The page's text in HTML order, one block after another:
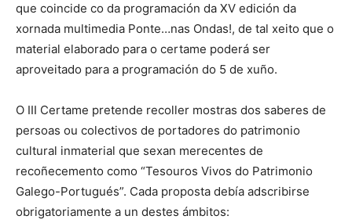
que coincide co da programación da XV edición da
xornada multimedia Ponte…nas Ondas!, de tal xeito que o
material elaborado para o certame poderá ser
aproveitado para a programación do 5 de xuño.
O III Certame pretende recoller mostras dos saberes de
persoas ou colectivos de portadores do patrimonio
cultural inmaterial que sexan merecentes de
recoñecemento como “Tesouros Vivos do Patrimonio
Galego-Portugués”. Cada proposta debía adscribirse
obrigatoriamente a un destes ámbitos: